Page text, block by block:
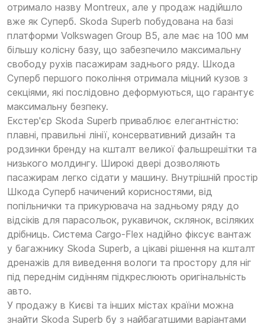
отримало назву Montreux, але у продаж надійшло
вже як Суперб. Skoda Superb побудована на базі
платформи Volkswagen Group B5, але має на 100 мм
більшу колісну базу, що забезпечило максимальну
свободу рухів пасажирам заднього ряду. Шкода
Суперб першого покоління отримала міцний кузов з
секціями, які послідовно деформуються, що гарантує
максимальну безпеку.
Екстер'єр Skoda Superb приваблює елегантністю:
плавні, правильні лінії, консервативний дизайн та
родзинки бренду на кшталт великої фальшрешітки та
низького молдингу. Широкі двері дозволяють
пасажирам легко сідати у машину. Внутрішній простір
Шкода Суперб начичений корисностями, від
попільнички та прикурювача на задньому ряду до
відсіків для парасольок, рукавичок, склянок, всіляких
дрібниць. Система Cargo-Flex надійно фіксує вантаж
у багажнику Skoda Superb, а цікаві рішення на кшталт
дренажів для виведення вологи та простору для ніг
під переднім сидінням підкреслюють оригінальність
авто.
У продажу в Києві та інших містах країни можна
знайти Skoda Superb бу з найбагатшими варіантами